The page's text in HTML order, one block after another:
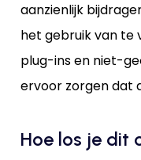
aanzienlijk
het gebruik van te
plug-ins en niet-
ervoor zorgen dat
Hoe los je dit